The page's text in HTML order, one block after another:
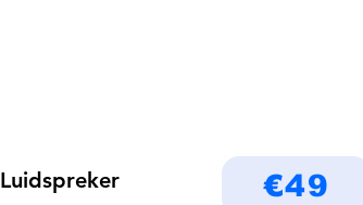
Luidspreker €49